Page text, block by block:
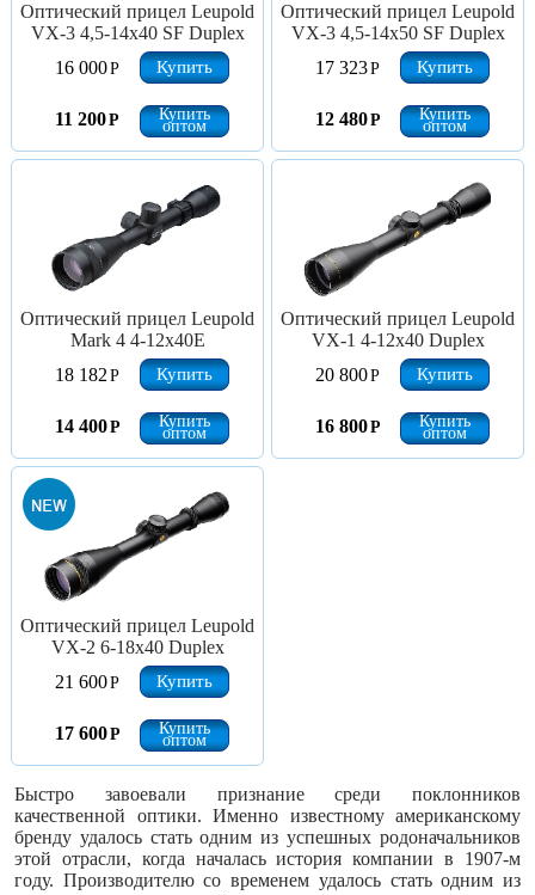
Оптический прицел Leupold
VX-3 4,5-14x40 SF Duplex
16 000Р Купить
11 200Р Купить
оптом
Оптический прицел Leupold
VX-3 4,5-14x50 SF Duplex
17 323Р Купить
12 480Р Купить
оптом
Оптический прицел Leupold
Mark 4 4-12x40E
18 182 Р Купить
14 400Р Купить
оптом
Оптический прицел Leupold
VX-1 4-12x40 Duplex
20 800Р Купить
16 800Р Купить
оптом
Оптический прицел Leupold
VX-2 6-18x40 Duplex
21 600Р Купить
17 600Р Купить
оптом
Быстро завоевали признание среди поклонников
качественной оптики. Именно известному американскому
бренду удалось стать одним из успешных родоначальников
этой отрасли, когда началась история компании в 1907-м
году. Производителю со временем удалось стать одним из